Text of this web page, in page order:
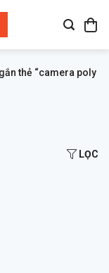
thẻ “camera poly
LỌC